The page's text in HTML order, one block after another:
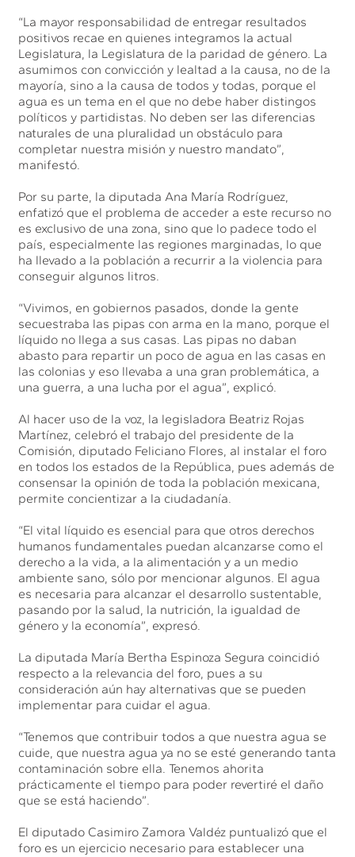
“La mayor responsabilidad de entregar resultados
positivos recae en quienes integramos la actual
Legislatura, la Legislatura de la paridad de género. La
asumimos con convicción y lealtad a la causa, no de la
mayoría, sino a la causa de todos y todas, porque el
agua es un tema en el que no debe haber distingos
políticos y partidistas. No deben ser las diferencias
naturales de una pluralidad un obstáculo para
completar nuestra misión y nuestro mandato”,
manifestó.
Por su parte, la diputada Ana María Rodríguez,
enfatizó que el problema de acceder a este recurso no
es exclusivo de una zona, sino que lo padece todo el
país, especialmente las regiones marginadas, lo que
ha llevado a la población a recurrir a la violencia para
conseguir algunos litros.
“Vivimos, en gobiernos pasados, donde la gente
secuestraba las pipas con arma en la mano, porque el
líquido no llega a sus casas. Las pipas no daban
abasto para repartir un poco de agua en las casas en
las colonias y eso llevaba a una gran problemática, a
una guerra, a una lucha por el agua”, explicó.
Al hacer uso de la voz, la legisladora Beatriz Rojas
Martínez, celebró el trabajo del presidente de la
Comisión, diputado Feliciano Flores, al instalar el foro
en todos los estados de la República, pues además de
consensar la opinión de toda la población mexicana,
permite concientizar a la ciudadanía.
“El vital líquido es esencial para que otros derechos
humanos fundamentales puedan alcanzarse como el
derecho a la vida, a la alimentación y a un medio
ambiente sano, sólo por mencionar algunos. El agua
es necesaria para alcanzar el desarrollo sustentable,
pasando por la salud, la nutrición, la igualdad de
género y la economía”, expresó.
La diputada María Bertha Espinoza Segura coincidió
respecto a la relevancia del foro, pues a su
consideración aún hay alternativas que se pueden
implementar para cuidar el agua.
“Tenemos que contribuir todos a que nuestra agua se
cuide, que nuestra agua ya no se esté generando tanta
contaminación sobre ella. Tenemos ahorita
prácticamente el tiempo para poder revertiré el daño
que se está haciendo”.
El diputado Casimiro Zamora Valdéz puntualizó que el
foro es un ejercicio necesario para establecer una